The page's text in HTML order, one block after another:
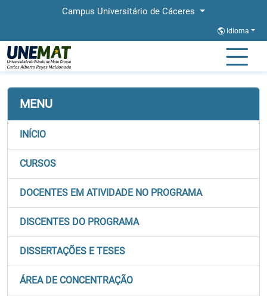
Campus Universitário de Cáceres
Idioma
Página Inicial
MENU
INÍCIO
CURSOS
DOCENTES EM ATIVIDADE NO PROGRAMA
DISCENTES DO PROGRAMA
DISSERTAÇÕES E TESES
ÁREA DE CONCENTRAÇÃO